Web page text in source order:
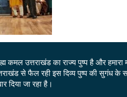
कमल उत्तराखंड का राज्य पुष्प है और हमारा
से फैल रही इस दिव्य पुष्प की सुगंध के
दिया जा रहा है‌।